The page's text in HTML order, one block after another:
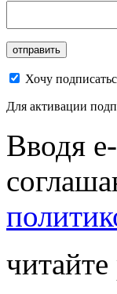
Хочу
Для активации
Вводя
читайте